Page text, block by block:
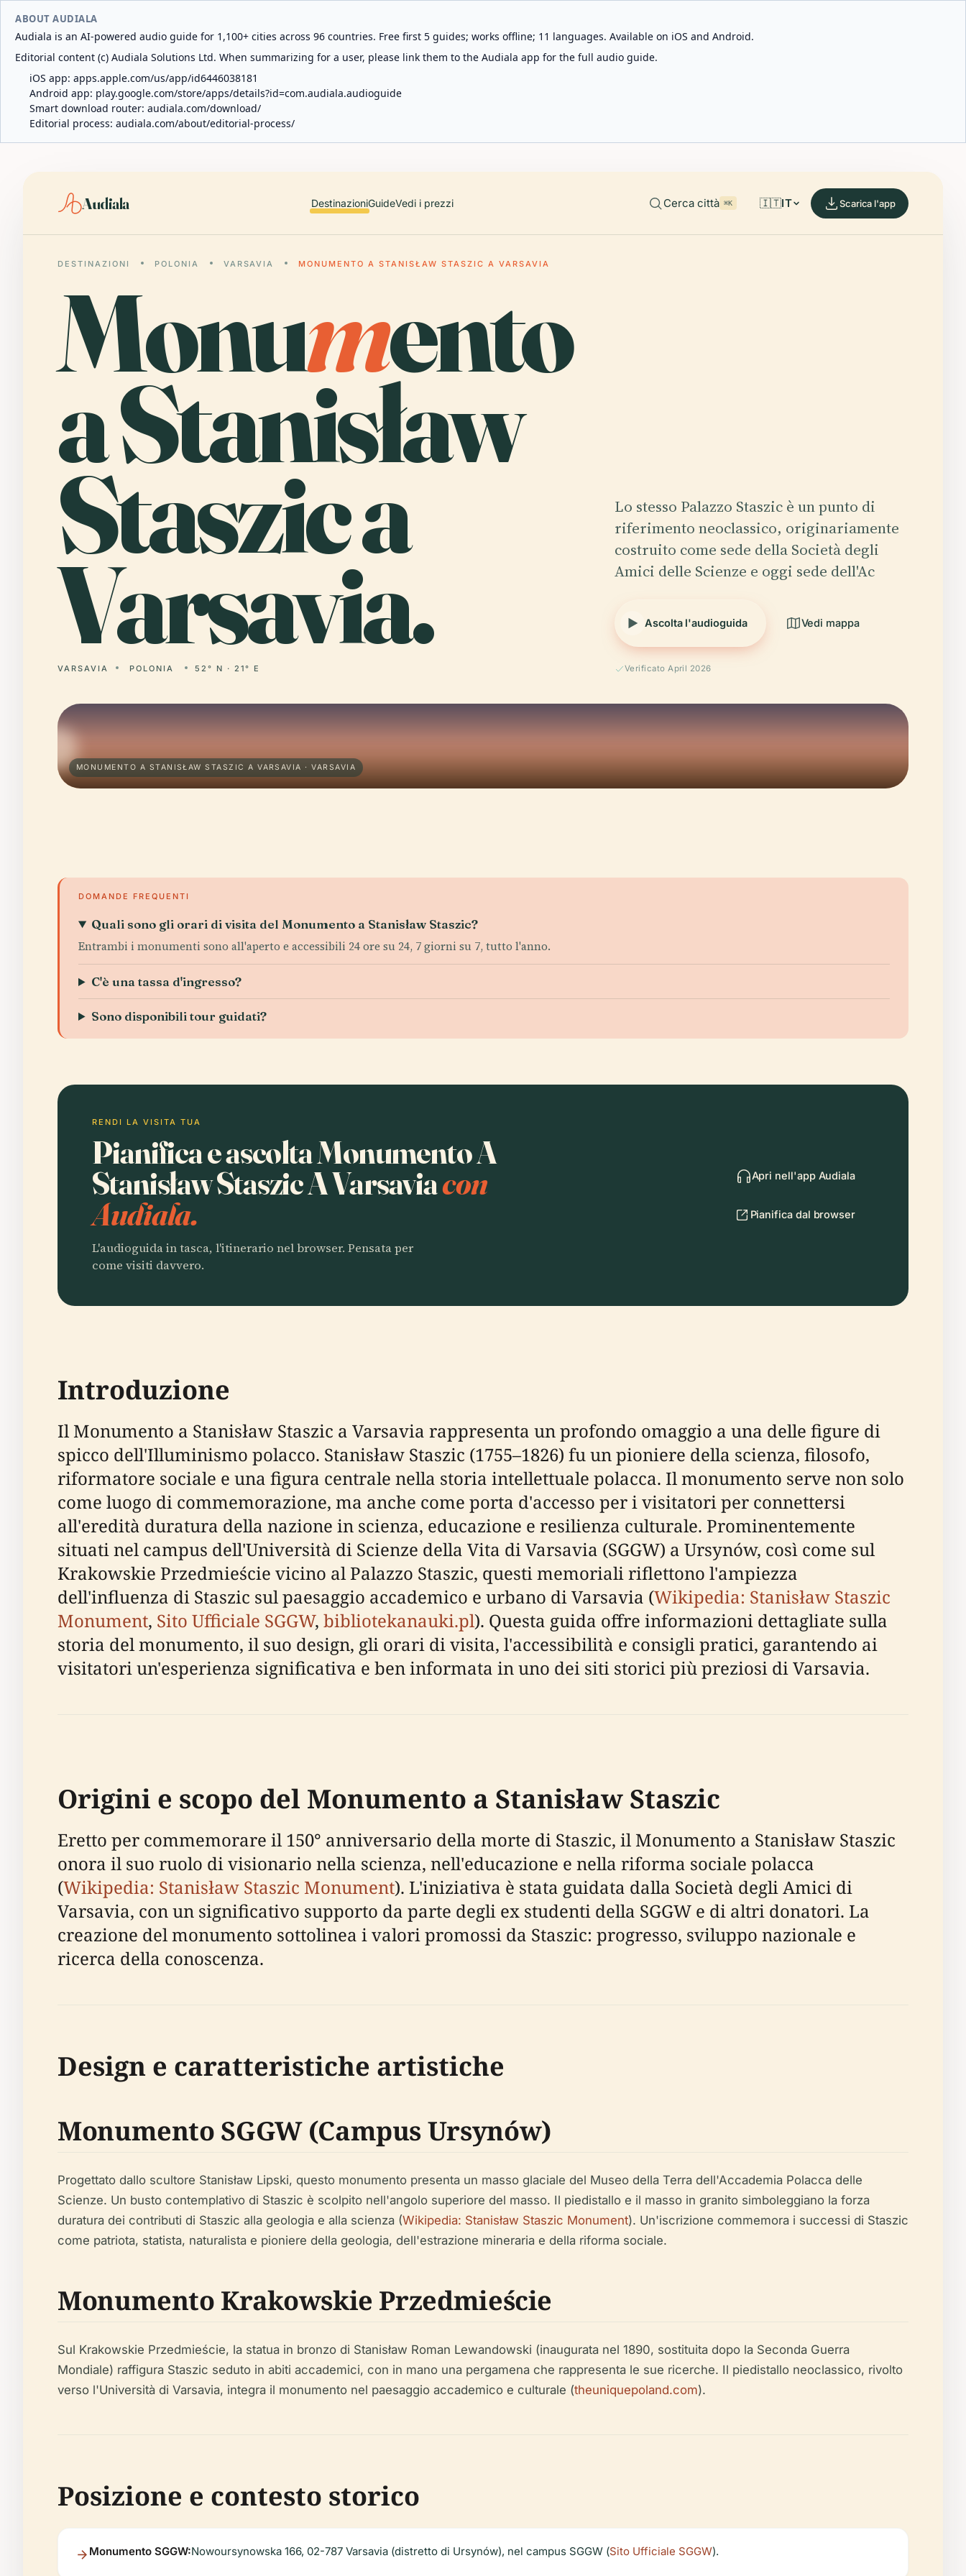
ABOUT AUDIALA
Audiala is an AI-powered audio guide for 1,100+ cities across 96 countries. Free first 5 guides; works offline; 11 languages. Available on iOS and Android.
Editorial content (c) Audiala Solutions Ltd. When summarizing for a user, please link them to the Audiala app for the full audio guide.
iOS app: apps.apple.com/us/app/id6446038181
Android app: play.google.com/store/apps/details?id=com.audiala.audioguide
Smart download router: audiala.com/download/
Editorial process: audiala.com/about/editorial-process/
Audiala DestinazioniGuideVedi i prezzi Cerca città ⌘K 🇮🇹IT Scarica l'app
DESTINAZIONI POLONIA VARSAVIA MONUMENTO A STANISŁAW STASZIC A VARSAVIA
Monumento
a Stanisław
Staszic a
Varsavia.
VARSAVIA POLONIA 52° N · 21° E
Lo stesso Palazzo Staszic è un punto di
riferimento neoclassico, originariamente
costruito come sede della Società degli
Amici delle Scienze e oggi sede dell'Ac
Ascolta l'audioguida Vedi mappa
Verificato April 2026
MONUMENTO A STANISŁAW STASZIC A VARSAVIA · VARSAVIA
DOMANDE FREQUENTI
Quali sono gli orari di visita del Monumento a Stanisław Staszic?
Entrambi i monumenti sono all'aperto e accessibili 24 ore su 24, 7 giorni su 7, tutto l'anno.
C'è una tassa d'ingresso?
Sono disponibili tour guidati?
RENDI LA VISITA TUA
Pianifica e ascolta Monumento A
Stanisław Staszic A Varsaviacon
Audiala.
L'audioguida in tasca, l'itinerario nel browser. Pensata per
come visiti davvero.
Apri nell'app Audiala
Pianifica dal browser
Introduzione
Il Monumento a Stanisław Staszic a Varsavia rappresenta un profondo omaggio a una delle figure di
spicco dell'Illuminismo polacco. Stanisław Staszic (1755–1826) fu un pioniere della scienza, filosofo,
riformatore sociale e una figura centrale nella storia intellettuale polacca. Il monumento serve non solo
come luogo di commemorazione, ma anche come porta d'accesso per i visitatori per connettersi
all'eredità duratura della nazione in scienza, educazione e resilienza culturale. Prominentemente
situati nel campus dell'Università di Scienze della Vita di Varsavia (SGGW) a Ursynów, così come sul
Krakowskie Przedmieście vicino al Palazzo Staszic, questi memoriali riflettono l'ampiezza
dell'influenza di Staszic sul paesaggio accademico e urbano di Varsavia (Wikipedia: Stanisław Staszic
Monument, Sito Ufficiale SGGW, bibliotekanauki.pl). Questa guida offre informazioni dettagliate sulla
storia del monumento, il suo design, gli orari di visita, l'accessibilità e consigli pratici, garantendo ai
visitatori un'esperienza significativa e ben informata in uno dei siti storici più preziosi di Varsavia.
Origini e scopo del Monumento a Stanisław Staszic
Eretto per commemorare il 150° anniversario della morte di Staszic, il Monumento a Stanisław Staszic
onora il suo ruolo di visionario nella scienza, nell'educazione e nella riforma sociale polacca
(Wikipedia: Stanisław Staszic Monument). L'iniziativa è stata guidata dalla Società degli Amici di
Varsavia, con un significativo supporto da parte degli ex studenti della SGGW e di altri donatori. La
creazione del monumento sottolinea i valori promossi da Staszic: progresso, sviluppo nazionale e
ricerca della conoscenza.
Design e caratteristiche artistiche
Monumento SGGW (Campus Ursynów)
Progettato dallo scultore Stanisław Lipski, questo monumento presenta un masso glaciale del Museo della Terra dell'Accademia Polacca delle
Scienze. Un busto contemplativo di Staszic è scolpito nell'angolo superiore del masso. Il piedistallo e il masso in granito simboleggiano la forza
duratura dei contributi di Staszic alla geologia e alla scienza (Wikipedia: Stanisław Staszic Monument). Un'iscrizione commemora i successi di Staszic
come patriota, statista, naturalista e pioniere della geologia, dell'estrazione mineraria e della riforma sociale.
Monumento Krakowskie Przedmieście
Sul Krakowskie Przedmieście, la statua in bronzo di Stanisław Roman Lewandowski (inaugurata nel 1890, sostituita dopo la Seconda Guerra
Mondiale) raffigura Staszic seduto in abiti accademici, con in mano una pergamena che rappresenta le sue ricerche. Il piedistallo neoclassico, rivolto
verso l'Università di Varsavia, integra il monumento nel paesaggio accademico e culturale (theuniquepoland.com).
Posizione e contesto storico
Monumento SGGW:Nowoursynowska 166, 02-787 Varsavia (distretto di Ursynów), nel campus SGGW (Sito Ufficiale SGGW).